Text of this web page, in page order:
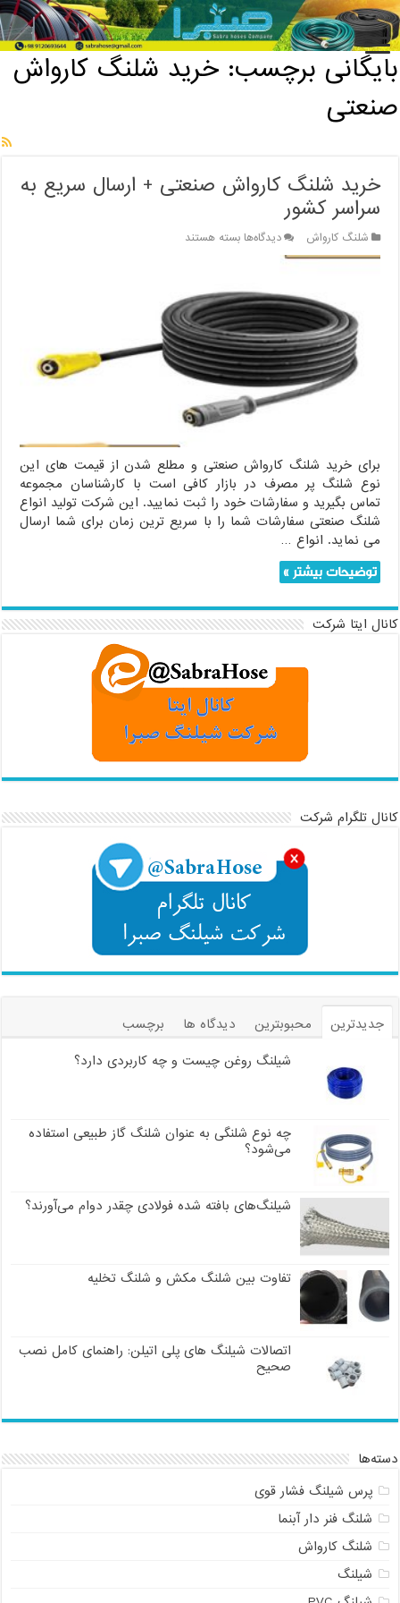
خانه / بایگانی برچسب: خرید شلنگ کارواش صنعتی
بایگانی برچسب:خرید شلنگ کارواش
صنعتی
خرید شلنگ کارواش صنعتی + ارسال سریع به
سراسر کشور
شلنگ کارواش دیدگاه‌هابرای
صنعتی
+
ارسال
سریع
به
سراسر
کشور
بسته هستند
برای خرید شلنگ کارواش صنعتی و مطلع شدن از قیمت های این
نوع شلنگ پر مصرف در بازار کافی است با کارشناسان مجموعه
تماس بگیرید و سفارشات خود را ثبت نمایید. این شرکت تولید انواع
شلنگ صنعتی سفارشات شما را با سریع ترین زمان برای شما ارسال
می نماید. انواع …
توضیحات بیشتر »
کانال ایتا شرکت
کانال تلگرام شرکت
جدیدترین محبوبترین دیدگاه ها
برچسب
شیلنگ روغن چیست و چه کاربردی دارد؟
چه نوع شلنگی به عنوان شلنگ گاز طبیعی استفاده
می‌شود؟
شیلنگ‌های بافته شده فولادی چقدر دوام می‌آورند؟
تفاوت بین شلنگ مکش و شلنگ تخلیه
اتصالات شیلنگ های پلی اتیلن: راهنمای کامل نصب
صحیح
دسته‌ها
پرس شیلنگ فشار قوی
شلنگ فنر دار آبنما
شلنگ کارواش
شیلنگ